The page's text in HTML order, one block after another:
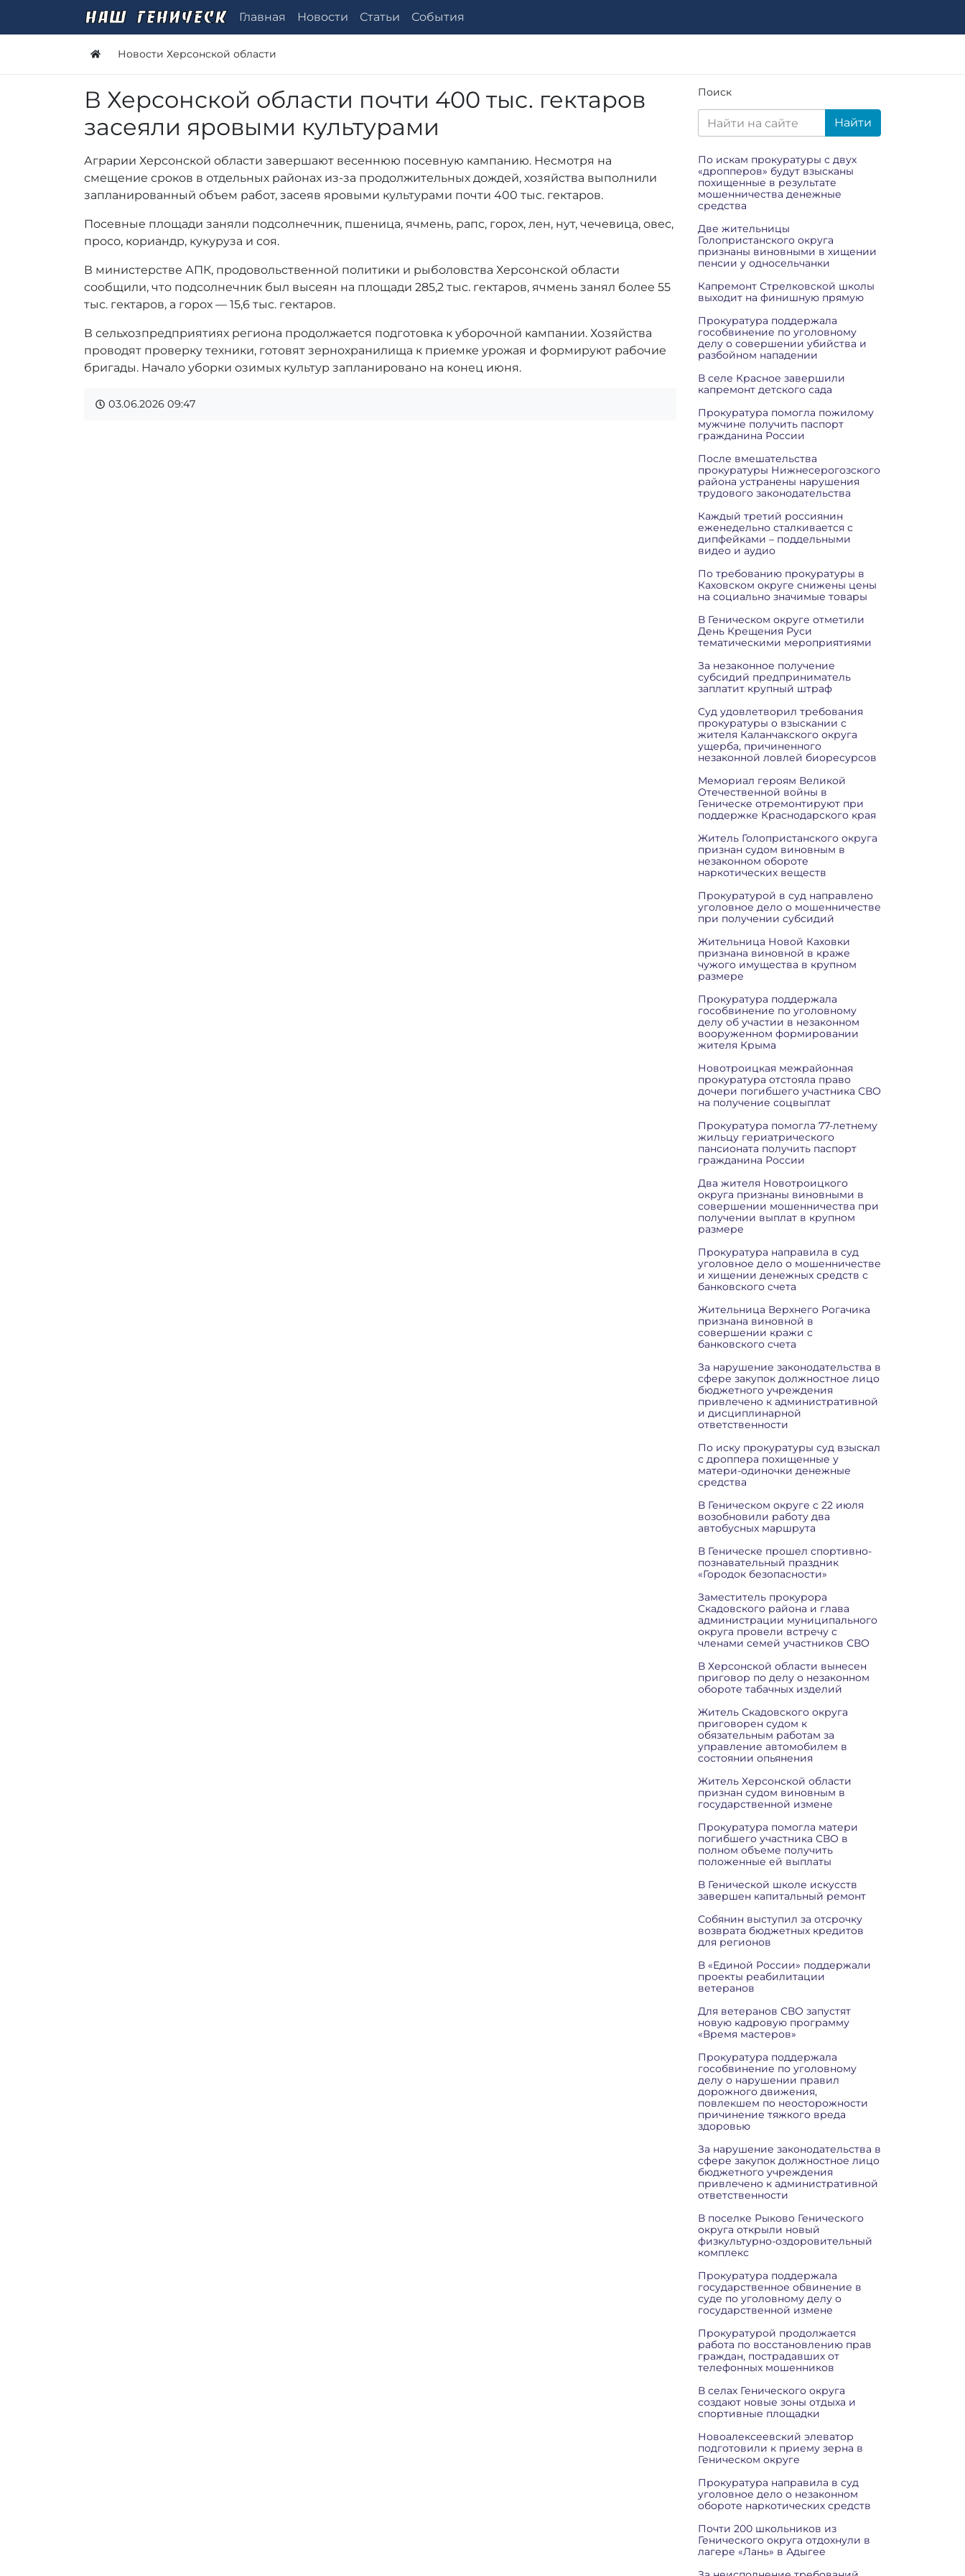
Главная Новости Статьи События
Новости Херсонской области
В Херсонской области почти 400 тыс. гектаров
засеяли яровыми культурами
Аграрии Херсонской области завершают весеннюю посевную кампанию. Несмотря на
смещение сроков в отдельных районах из-за продолжительных дождей, хозяйства выполнили
запланированный объем работ, засеяв яровыми культурами почти 400 тыс. гектаров.
Посевные площади заняли подсолнечник, пшеница, ячмень, рапс, горох, лен, нут, чечевица, овес,
просо, кориандр, кукуруза и соя.
В министерстве АПК, продовольственной политики и рыболовства Херсонской области
сообщили, что подсолнечник был высеян на площади 285,2 тыс. гектаров, ячмень занял более 55
тыс. гектаров, а горох — 15,6 тыс. гектаров.
В сельхозпредприятиях региона продолжается подготовка к уборочной кампании. Хозяйства
проводят проверку техники, готовят зернохранилища к приемке урожая и формируют рабочие
бригады. Начало уборки озимых культур запланировано на конец июня.
03.06.2026 09:47
Поиск
Найти
По искам прокуратуры с двух
«дропперов» будут взысканы
похищенные в результате
мошенничества денежные
средства
Две жительницы
Голопристанского округа
признаны виновными в хищении
пенсии у односельчанки
Капремонт Стрелковской школы
выходит на финишную прямую
Прокуратура поддержала
гособвинение по уголовному
делу о совершении убийства и
разбойном нападении
В селе Красное завершили
капремонт детского сада
Прокуратура помогла пожилому
мужчине получить паспорт
гражданина России
После вмешательства
прокуратуры Нижнесерогозского
района устранены нарушения
трудового законодательства
Каждый третий россиянин
еженедельно сталкивается с
дипфейками – поддельными
видео и аудио
По требованию прокуратуры в
Каховском округе снижены цены
на социально значимые товары
В Геническом округе отметили
День Крещения Руси
тематическими мероприятиями
За незаконное получение
субсидий предприниматель
заплатит крупный штраф
Суд удовлетворил требования
прокуратуры о взыскании с
жителя Каланчакского округа
ущерба, причиненного
незаконной ловлей биоресурсов
Мемориал героям Великой
Отечественной войны в
Геническе отремонтируют при
поддержке Краснодарского края
Житель Голопристанского округа
признан судом виновным в
незаконном обороте
наркотических веществ
Прокуратурой в суд направлено
уголовное дело о мошенничестве
при получении субсидий
Жительница Новой Каховки
признана виновной в краже
чужого имущества в крупном
размере
Прокуратура поддержала
гособвинение по уголовному
делу об участии в незаконном
вооруженном формировании
жителя Крыма
Новотроицкая межрайонная
прокуратура отстояла право
дочери погибшего участника СВО
на получение соцвыплат
Прокуратура помогла 77-летнему
жильцу гериатрического
пансионата получить паспорт
гражданина России
Два жителя Новотроицкого
округа признаны виновными в
совершении мошенничества при
получении выплат в крупном
размере
Прокуратура направила в суд
уголовное дело о мошенничестве
и хищении денежных средств с
банковского счета
Жительница Верхнего Рогачика
признана виновной в
совершении кражи с
банковского счета
За нарушение законодательства в
сфере закупок должностное лицо
бюджетного учреждения
привлечено к административной
и дисциплинарной
ответственности
По иску прокуратуры суд взыскал
с дроппера похищенные у
матери-одиночки денежные
средства
В Геническом округе с 22 июля
возобновили работу два
автобусных маршрута
В Геническе прошел спортивно-
познавательный праздник
«Городок безопасности»
Заместитель прокурора
Скадовского района и глава
администрации муниципального
округа провели встречу с
членами семей участников СВО
В Херсонской области вынесен
приговор по делу о незаконном
обороте табачных изделий
Житель Скадовского округа
приговорен судом к
обязательным работам за
управление автомобилем в
состоянии опьянения
Житель Херсонской области
признан судом виновным в
государственной измене
Прокуратура помогла матери
погибшего участника СВО в
полном объеме получить
положенные ей выплаты
В Генической школе искусств
завершен капитальный ремонт
Собянин выступил за отсрочку
возврата бюджетных кредитов
для регионов
В «Единой России» поддержали
проекты реабилитации
ветеранов
Для ветеранов СВО запустят
новую кадровую программу
«Время мастеров»
Прокуратура поддержала
гособвинение по уголовному
делу о нарушении правил
дорожного движения,
повлекшем по неосторожности
причинение тяжкого вреда
здоровью
За нарушение законодательства в
сфере закупок должностное лицо
бюджетного учреждения
привлечено к административной
ответственности
В поселке Рыково Генического
округа открыли новый
физкультурно-оздоровительный
комплекс
Прокуратура поддержала
государственное обвинение в
суде по уголовному делу о
государственной измене
Прокуратурой продолжается
работа по восстановлению прав
граждан, пострадавших от
телефонных мошенников
В селах Генического округа
создают новые зоны отдыха и
спортивные площадки
Новоалексеевский элеватор
подготовили к приему зерна в
Геническом округе
Прокуратура направила в суд
уголовное дело о незаконном
обороте наркотических средств
Почти 200 школьников из
Генического округа отдохнули в
лагере «Лань» в Адыгее